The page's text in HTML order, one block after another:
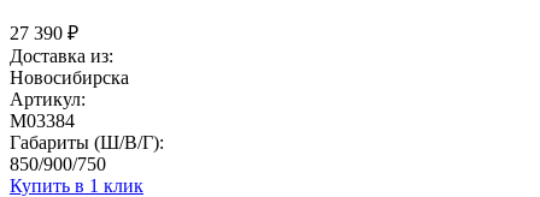
27 390 ₽
Доставка из:
Новосибирска
Артикул:
M03384
Габариты (Ш/В/Г):
850/900/750
Купить в 1 клик